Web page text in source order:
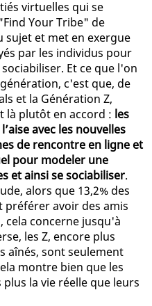
virtuelles qui se
Your Tribe" de
sujet et met en exergue
par les individus pour
Et ce que l'on
c'est que, de
et la Génération Z,
là plutôt en accord : les
avec les nouvelles
de rencontre en ligne et
pour modeler une
et ainsi se sociabiliser.
alors que 13,2% des
préférer avoir des amis
concerne jusqu'à
les Z, encore plus
aînés, sont seulement
montre bien que les
la vie réelle que leurs